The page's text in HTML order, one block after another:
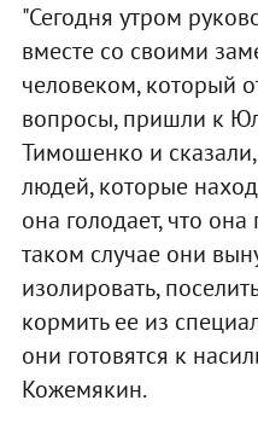
"Сегодня утром
вместе со своими
человеком, который
вопросы, пришли к
Тимошенко и
людей, которые
она голодает, что она
таком случае они
изолировать,
кормить ее из
они готовятся к
Кожемякин.